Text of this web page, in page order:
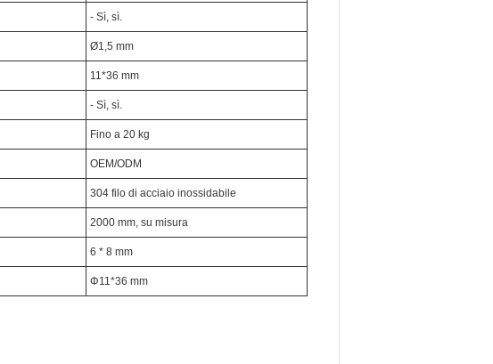
- Sì, sì.
Ø1,5 mm
11*36 mm
- Sì, sì.
Fino a 20 kg
OEM/ODM
304 filo di acciaio inossidabile
2000 mm, su misura
6 * 8 mm
Φ11*36 mm